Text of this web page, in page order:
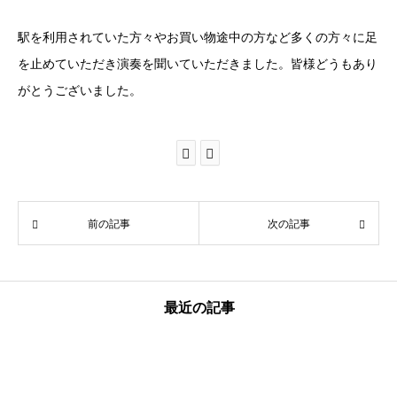
駅を利用されていた方々やお買い物途中の方など多くの方々に足
を止めていただき演奏を聞いていただきました。皆様どうもあり
がとうございました。
前の記事 次の記事
最近の記事